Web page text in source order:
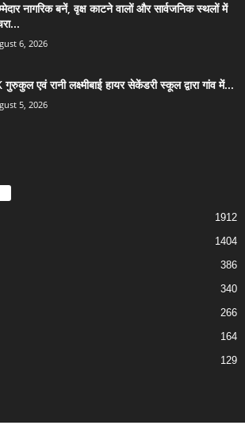
नागरिक बनें, वृक्ष काटने वालों और सार्वजनिक स्थलों में
6, 2026
गुरुकुल एवं रानी लक्ष्मीबाई हायर सेकेंडरी स्कूल द्वारा गांव में...
5, 2026
1912
1404
386
340
266
164
129